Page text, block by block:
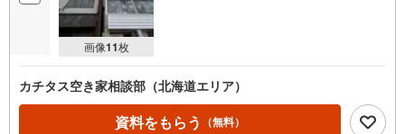
画像11枚
カチタス空き家相談部（北海道エリア）
資料をもらう （無料）